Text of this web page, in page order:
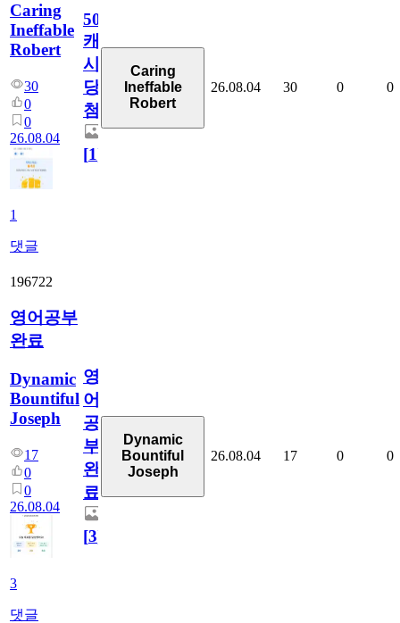
Caring
Ineffable
Robert
30
0
0
26.08.04
1
댓글
50
캐
시
당
첨
[1]
Caring
Ineffable
Robert
26.08.04 30 0 0
196722
영어공부
완료
Dynamic
Bountiful
Joseph
17
0
0
26.08.04
3
댓글
영
어
공
부
완
료
[3]
Dynamic
Bountiful
Joseph
26.08.04 17 0 0